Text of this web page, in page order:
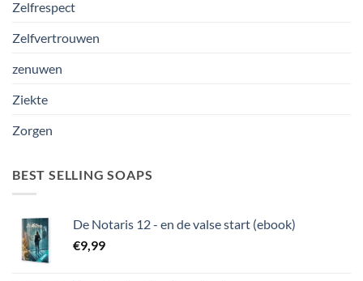
Zelfrespect
Zelfvertrouwen
zenuwen
Ziekte
Zorgen
BEST SELLING SOAPS
De Notaris 12 - en de valse start (ebook)
€9,99